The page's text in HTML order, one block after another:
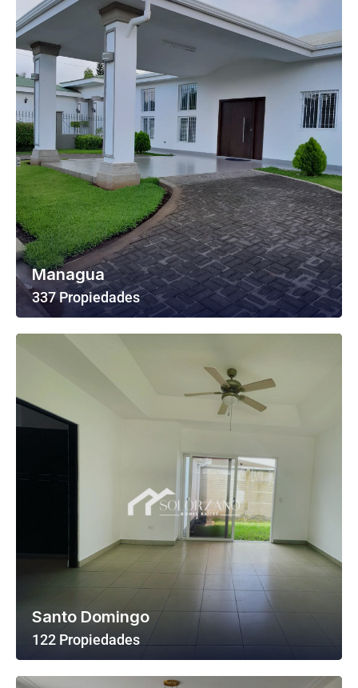
Managua
337 Propiedades
Ver Todas Las Propiedades
Santo Domingo
122 Propiedades
Ver Todas Las Propiedades